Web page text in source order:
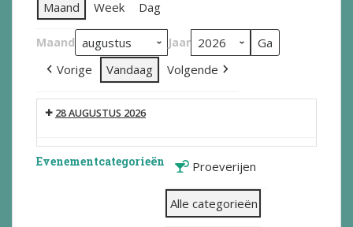
Maand Week Dag
Maand Jaar
Vorige Vandaag Volgende
28 AUGUSTUS 2026
Evenementcategorieën Proeverijen
Alle categorieën